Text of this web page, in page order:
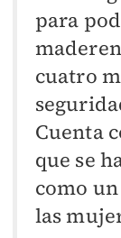
para
cuatro
Cuenta
que se
como
las